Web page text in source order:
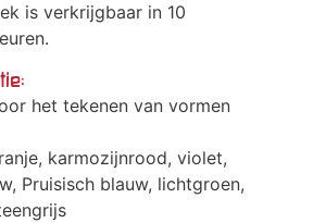
is verkrijgbaar in 10
het tekenen van vormen
karmozijnrood, violet,
Pruisisch blauw, lichtgroen,